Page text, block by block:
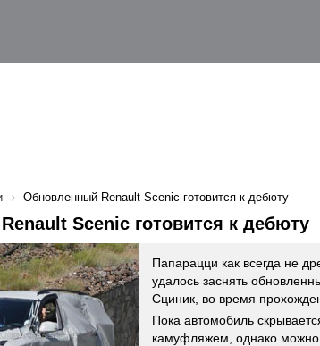
Обновленный Renault Sceniс готовится к дебюту
Sceniс готовится к дебюту
Папарацци как всегда не
удалось заснять
Сциник, во время
Пока автомобиль
камуфляжем, однако можно